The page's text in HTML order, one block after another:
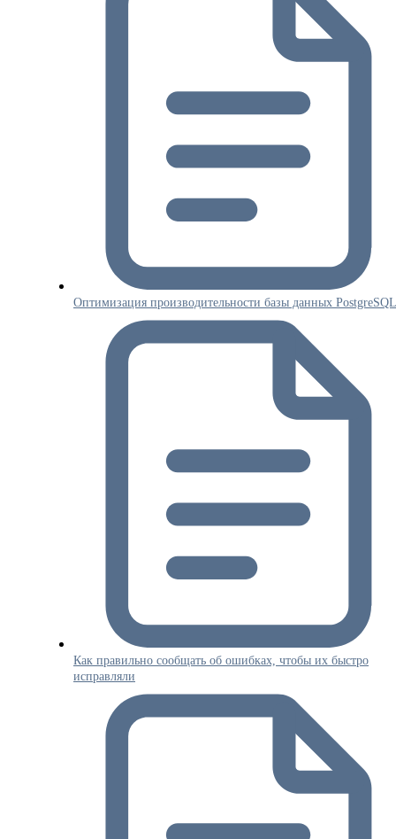
Оптимизация производительности базы данных PostgreSQL
Как правильно сообщать об ошибках, чтобы их быстро
исправляли